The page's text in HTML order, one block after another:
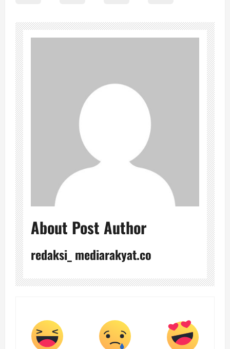
About Post Author
redaksi_ mediarakyat.co